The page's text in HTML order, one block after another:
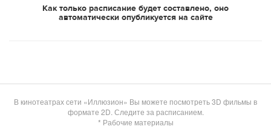
Как только расписание будет составлено, оно
автоматически опубликуется на сайте
В кинотеатрах сети «Иллюзион» Вы можете посмотреть 3D фильмы в
формате 2D. Следите за расписанием.
* Рабочие материалы